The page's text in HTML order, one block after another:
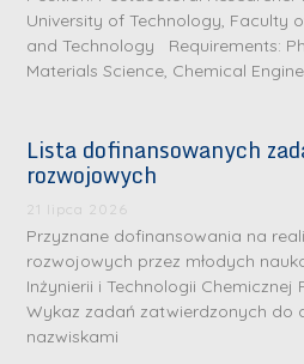
University of Technology, Faculty
and Technology Requirements:
Materials Science, Chemical
Lista dofinansowanych
rozwojowych
21 lipca 2026
Przyznane dofinansowania na
rozwojowych przez młodych
Inżynierii i Technologii Chemicznej
Wykaz zadań zatwierdzonych do
nazwiskami
S
r
e
b
r
n
D